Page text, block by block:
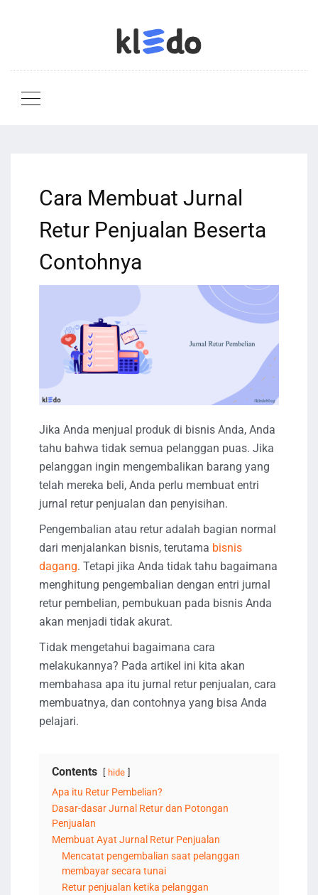
Cara Membuat Jurnal
Retur Penjualan Beserta
Contohnya
Jika Anda menjual produk di bisnis Anda, Anda
tahu bahwa tidak semua pelanggan puas. Jika
pelanggan ingin mengembalikan barang yang
telah mereka beli, Anda perlu membuat entri
jurnal retur penjualan dan penyisihan.
Pengembalian atau retur adalah bagian normal
dari menjalankan bisnis, terutama bisnis
dagang. Tetapi jika Anda tidak tahu bagaimana
menghitung pengembalian dengan entri jurnal
retur pembelian, pembukuan pada bisnis Anda
akan menjadi tidak akurat.
Tidak mengetahui bagaimana cara
melakukannya? Pada artikel ini kita akan
membahasa apa itu jurnal retur penjualan, cara
membuatnya, dan contohnya yang bisa Anda
pelajari.
Contents hide
Apa itu Retur Pembelian?
Dasar-dasar Jurnal Retur dan Potongan
Penjualan
Membuat Ayat Jurnal Retur Penjualan
Mencatat pengembalian saat pelanggan
membayar secara tunai
Retur penjualan ketika pelanggan